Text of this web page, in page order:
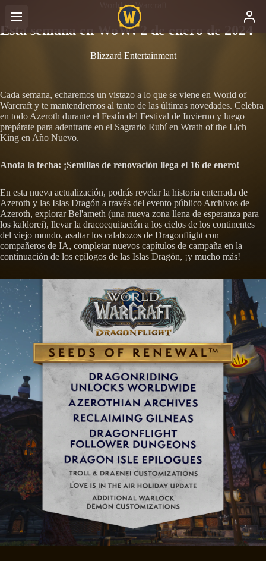
World of Warcraft
Esta semana en WoW: 2 de enero de 2024
Blizzard Entertainment
Cada semana, echaremos un vistazo a lo que se viene en World of
Warcraft y te mantendremos al tanto de las últimas novedades. Celebra
en todo Azeroth durante el Festín del Festival de Invierno y luego
prepárate para adentrarte en el Sagrario Rubí en Wrath of the Lich
King en Año Nuevo.
Anota la fecha: ¡Semillas de renovación llega el 16 de enero!
En esta nueva actualización, podrás revelar la historia enterrada de
Azeroth y las Islas Dragón a través del evento público Archivos de
Azeroth, explorar Bel'ameth (una nueva zona llena de esperanza para
los kaldorei), llevar la dracoequitación a los cielos de los continentes
del viejo mundo, asaltar los calabozos de Dragonflight con
compañeros de IA, completar nuevos capítulos de campaña en la
continuación de los epílogos de las Islas Dragón, ¡y mucho más!